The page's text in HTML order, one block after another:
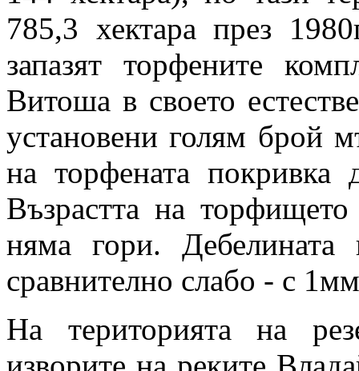
785,3 хектара през
запазят торфените
Витоша в своето
установени голям брой
на торфената
Възрастта на
няма гори. Дебелината
сравнително слабо - с
На територията на